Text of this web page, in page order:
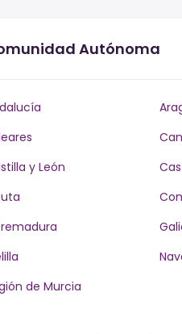
Autónoma
y León
de Murcia